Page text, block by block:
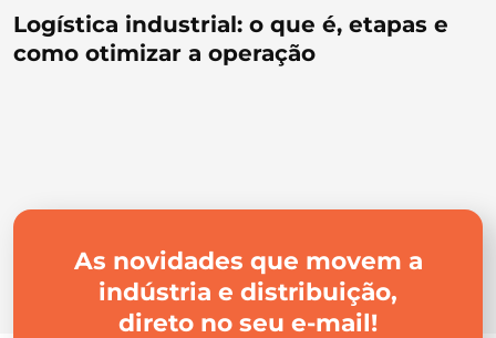
Logística industrial: o que é, etapas e
como otimizar a operação
As novidades que movem a
indústria e distribuição,
direto no seu e-mail!